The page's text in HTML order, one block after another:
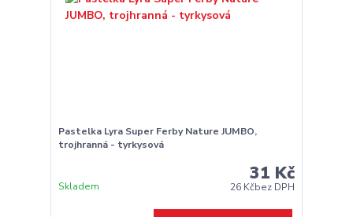
Pastelka Lyra Super Ferby Nature JUMBO,
trojhranná - tyrkysová
31 Kč
26 Kčbez DPH
Skladem